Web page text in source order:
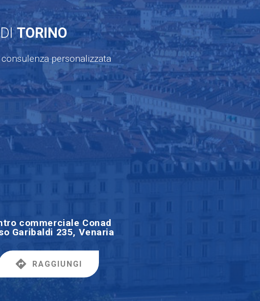
TORINO
personalizzata
commerciale Conad
Garibaldi 235, Venaria
RAGGIUNGI